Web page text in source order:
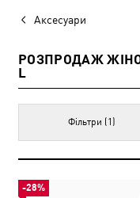
Аксесуари
РОЗПРОДАЖ
L
Фільтри (1)
-28%